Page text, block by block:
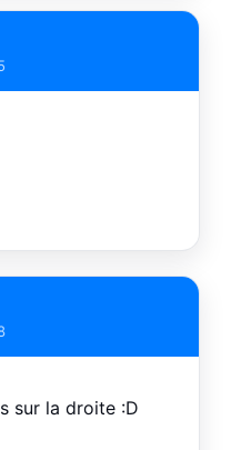
sur la droite :D